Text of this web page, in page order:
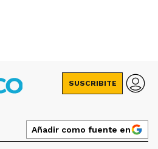
SUSCRIBITE
Añadir como fuente en